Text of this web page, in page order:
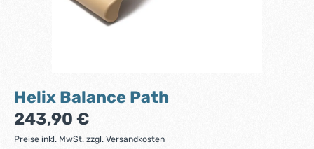
Helix Balance Path
Regulärer Preis:
243,90 €
Preise inkl. MwSt. zzgl. Versandkosten